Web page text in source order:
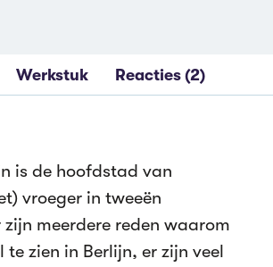
Werkstuk Reacties (2)
is de hoofdstad van
vroeger in tweeën
meerdere reden waarom
zien in Berlijn, er zijn veel